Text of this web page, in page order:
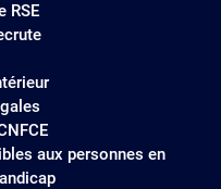
RSE
aux personnes en